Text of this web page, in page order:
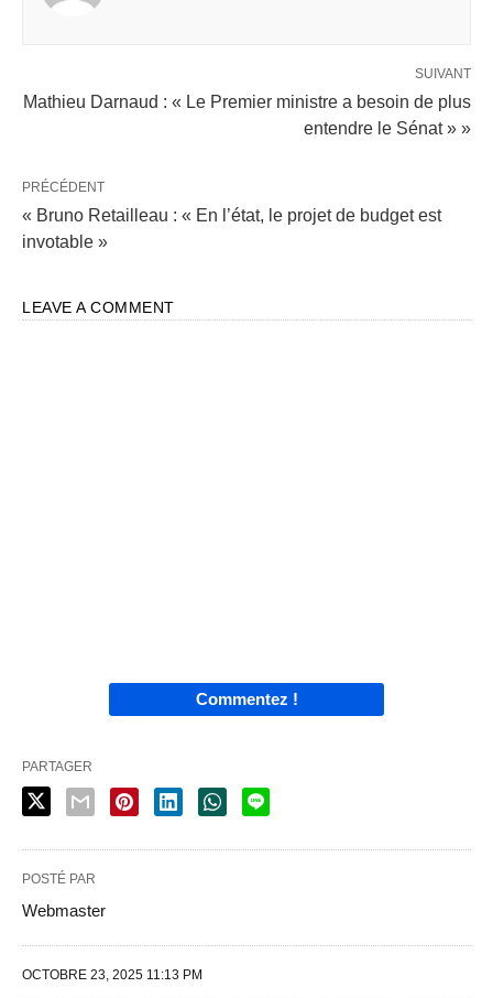
SUIVANT
Mathieu Darnaud : « Le Premier ministre a besoin de plus
entendre le Sénat » »
PRÉCÉDENT
« Bruno Retailleau : « En l’état, le projet de budget est
invotable »
LEAVE A COMMENT
Commentez !
PARTAGER
POSTÉ PAR
Webmaster
OCTOBRE 23, 2025 11:13 PM